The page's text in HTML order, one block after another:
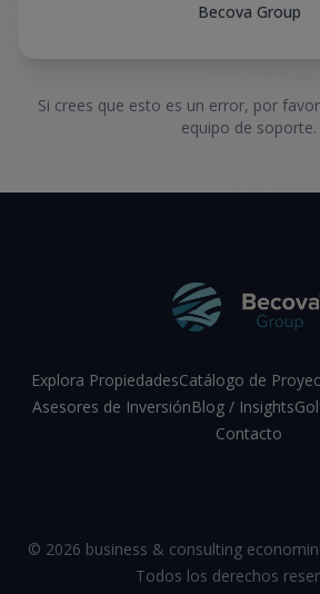
Becova Group
Si crees que esto es un error, por
equipo de soporte.
Explora PropiedadesCatálogo de
Asesores de InversiónBlog / Insights
Contacto
© 2026 business & consulting
Todos los derechos